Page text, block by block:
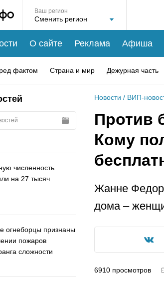
Ваш регион
О сайте Реклама Афиша
фактом Страна и мир Дежурная часть
численность
на 27 тысяч
огнеборцы признаны
пожаров
сложности
Новости / ВИП-
Против
Кому
Жанне
дома –
6910 просмотров